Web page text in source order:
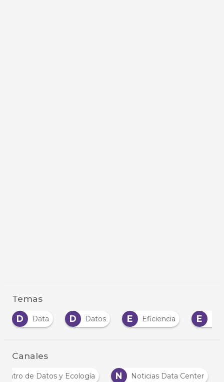
Temas
D Datos E Eficiencia E Eficiencia
Canales
C
Centro de Datos y Ecología N Noticias Data